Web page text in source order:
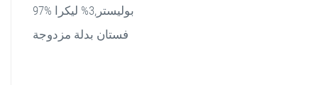
97% بوليستر,3% ليكرا
فستان بدلة مزدوجة